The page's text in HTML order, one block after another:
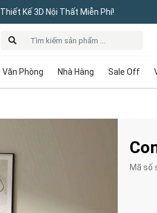
Thiết Kế 3D Nội Thất Miễn Phí!
Văn Phòng Nhà Hàng Sale Off
Mã số